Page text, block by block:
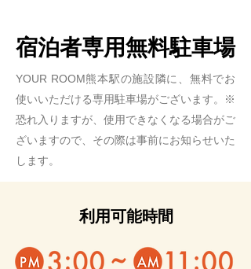
​宿泊者専用無料駐車場
YOUR ROOM熊本駅の施設隣に、無料でお
使いいただける専用駐車場がございます。※
恐れ入りますが、使用できなくなる場合がご
ざいますので、その際は事前にお知らせいた
します。
​利用可能時間